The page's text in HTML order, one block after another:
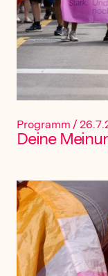
Programm /
Deine